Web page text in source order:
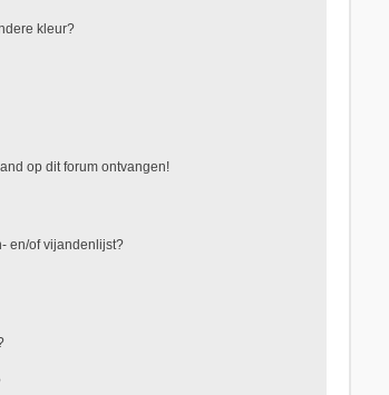
kleur?
op dit forum ontvangen!
en/of vijandenlijst?